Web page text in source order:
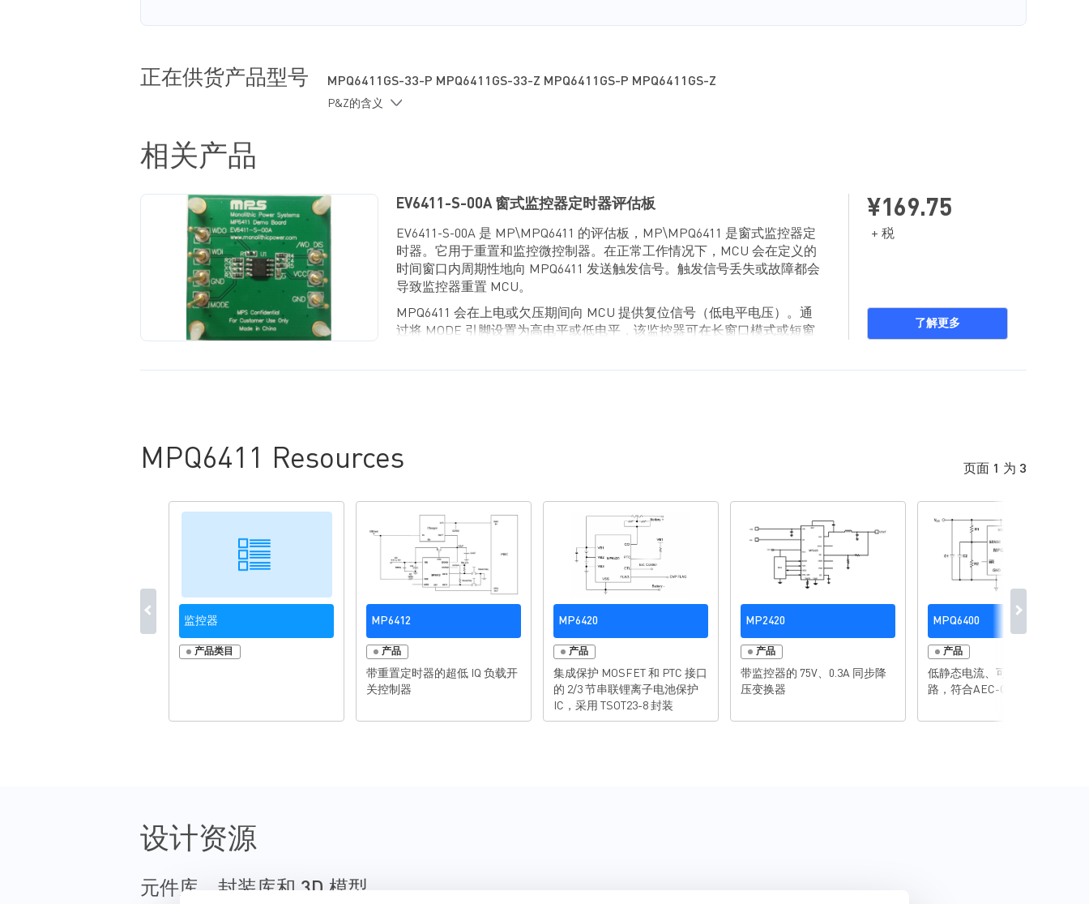
正在供货产品型号 MPQ6411GS-33-P MPQ6411GS-33-Z MPQ6411GS-P MPQ6411GS-Z
P&Z的含义
相关产品
EV6411-S-00A 窗式监控器定时器评估板
EV6411-S-00A 是 MP\MPQ6411 的评估板，MP\MPQ6411 是窗式监控器定
时器。它用于重置和监控微控制器。在正常工作情况下，MCU 会在定义的
时间窗口内周期性地向 MPQ6411 发送触发信号。触发信号丢失或故障都会
导致监控器重置 MCU。
MPQ6411 会在上电或欠压期间向 MCU 提供复位信号（低电平电压）。通
过将 MODE 引脚设置为高电平或低电平，该监控器可在长窗口模式或短窗
¥169.75
+ 税
了解更多
MPQ6411 Resources 页面 1 为 3
监控器
产品类目
MP6412
产品
带重置定时器的超低 IQ 负载开
关控制器
MP6420
产品
集成保护 MOSFET 和 PTC 接口
的 2/3 节串联锂离子电池保护
IC，采用 TSOT23-8 封装
MP2420
产品
带监控器的 75V、0.3A 同步降
压变换器
MPQ6400
产品
低静态电流、可调延迟监控电
路，符合AEC-Q100认证
设计资源
元件库，封装库和 3D 模型